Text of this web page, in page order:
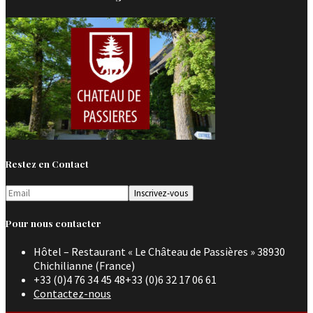
Restez en Contact
Pour nous contacter
Hôtel – Restaurant « Le Château de Passières » 38930
Chichilianne (France)
+33 (0)4 76 34 45 48+33 (0)6 32 17 06 61
Contactez-nous